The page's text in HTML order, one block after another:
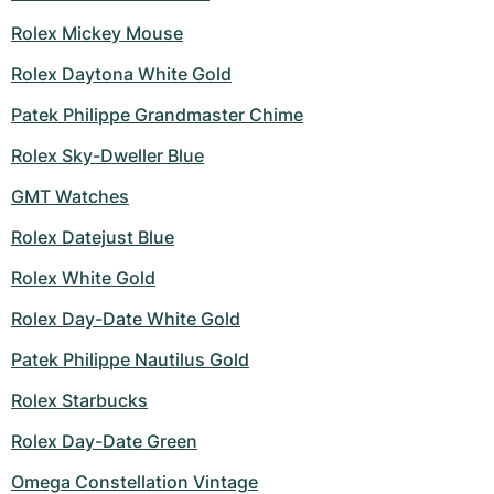
Rolex Mickey Mouse
Rolex Daytona White Gold
Patek Philippe Grandmaster Chime
Rolex Sky-Dweller Blue
GMT Watches
Rolex Datejust Blue
Rolex White Gold
Rolex Day-Date White Gold
Patek Philippe Nautilus Gold
Rolex Starbucks
Rolex Day-Date Green
Omega Constellation Vintage